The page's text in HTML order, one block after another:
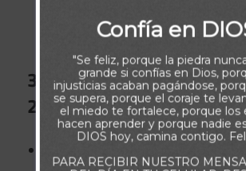
(v.15-16).
3. El candelero de oro
24)
Confía en
"Se feliz, porque la piedra
grande si confías en Dios,
injusticias acaban pagándose,
se supera, porque el coraje te
el miedo te fortalece, porque los
hacen aprender y porque nadie
DIOS hoy, camina contigo.
PARA RECIBIR NUESTRO